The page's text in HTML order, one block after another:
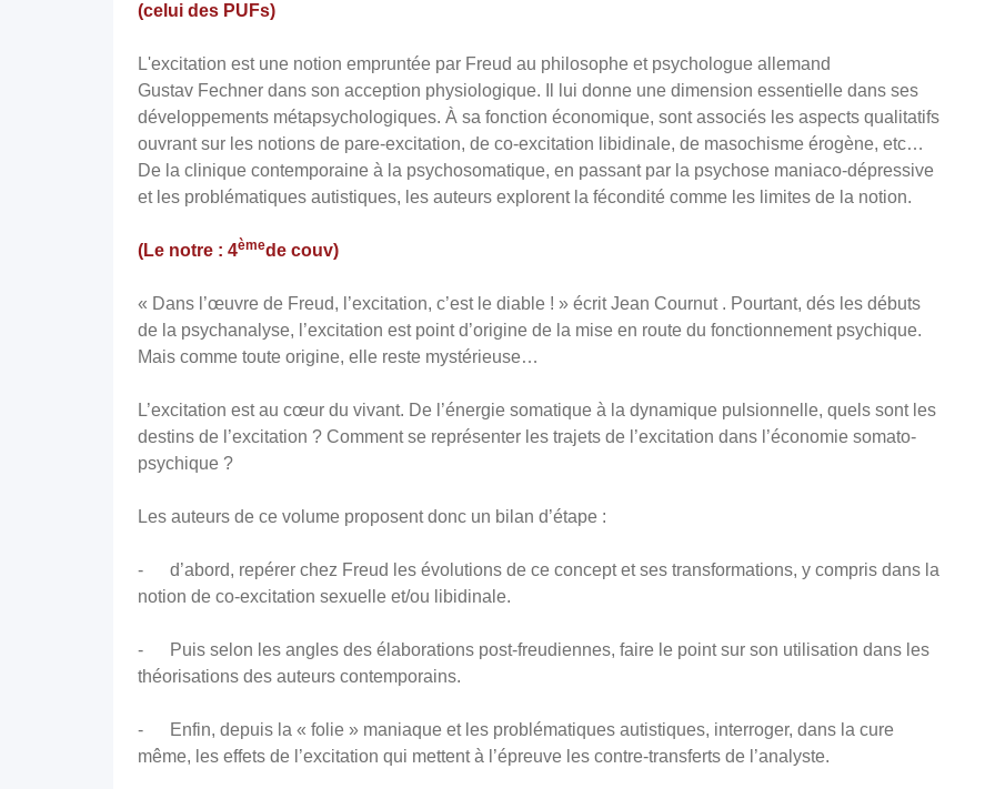
(celui des PUFs)
L'excitation est une notion empruntée par Freud au philosophe et psychologue allemand
Gustav Fechner dans son acception physiologique. Il lui donne une dimension essentielle dans ses
développements métapsychologiques. À sa fonction économique, sont associés les aspects qualitatifs
ouvrant sur les notions de pare-excitation, de co-excitation libidinale, de masochisme érogène, etc…
De la clinique contemporaine à la psychosomatique, en passant par la psychose maniaco-dépressive
et les problématiques autistiques, les auteurs explorent la fécondité comme les limites de la notion.
(Le notre : 4èmede couv)
« Dans l’œuvre de Freud, l’excitation, c’est le diable ! » écrit Jean Cournut . Pourtant, dés les débuts
de la psychanalyse, l’excitation est point d’origine de la mise en route du fonctionnement psychique.
Mais comme toute origine, elle reste mystérieuse…
L’excitation est au cœur du vivant. De l’énergie somatique à la dynamique pulsionnelle, quels sont les
destins de l’excitation ? Comment se représenter les trajets de l’excitation dans l’économie somato-
psychique ?
Les auteurs de ce volume proposent donc un bilan d’étape :
- d’abord, repérer chez Freud les évolutions de ce concept et ses transformations, y compris dans la
notion de co-excitation sexuelle et/ou libidinale.
- Puis selon les angles des élaborations post-freudiennes, faire le point sur son utilisation dans les
théorisations des auteurs contemporains.
- Enfin, depuis la « folie » maniaque et les problématiques autistiques, interroger, dans la cure
même, les effets de l’excitation qui mettent à l’épreuve les contre-transferts de l’analyste.